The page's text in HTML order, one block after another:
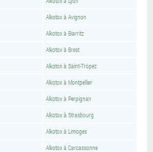
Alkotox à Avignon
Alkotox à Biarritz
Alkotox à Brest
Alkotox à Saint-Tropez
Alkotox à Montpellier
Alkotox à Perpignan
Alkotox à Strasbourg
Alkotox à Limoges
Alkotox à Carcassonne